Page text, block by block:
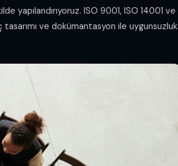
yapılandırıyoruz. ISO 9001, ISO 14001 ve
ve dokümantasyon ile uygunsuzluk